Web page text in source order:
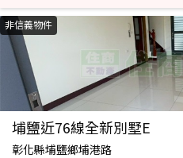
非信義物件
埔鹽近76線全新別墅E
彰化縣埔鹽鄉埔港路